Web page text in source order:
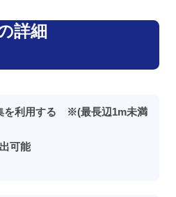
詳細
を利用する ※(最長辺1m未満
可能